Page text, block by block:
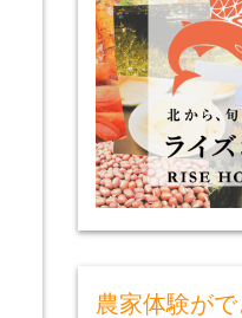
農家体験が